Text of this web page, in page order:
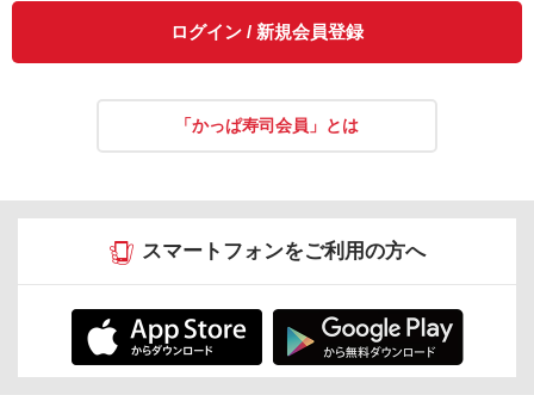
ログイン / 新規会員登録
「かっぱ寿司会員」とは
スマートフォンをご利用の方へ